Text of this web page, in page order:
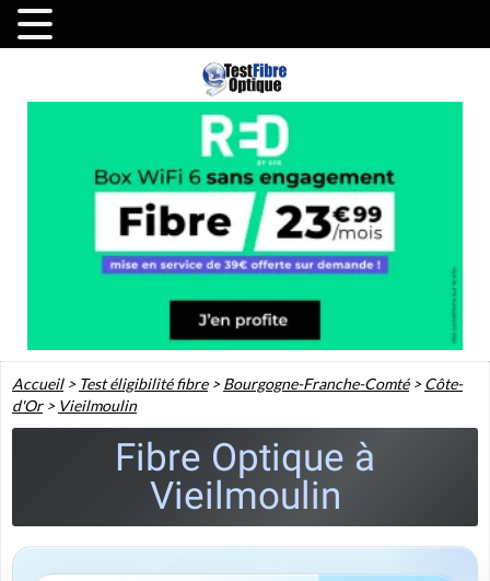
Accueil> Test éligibilité fibre>Bourgogne-Franche-Comté>Côte-
d'Or> Vieilmoulin
Fibre Optique à
Vieilmoulin